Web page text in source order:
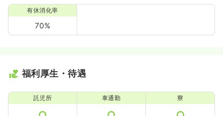
有休消化率
70%
福利厚生・待遇
託児所 車通勤 寮